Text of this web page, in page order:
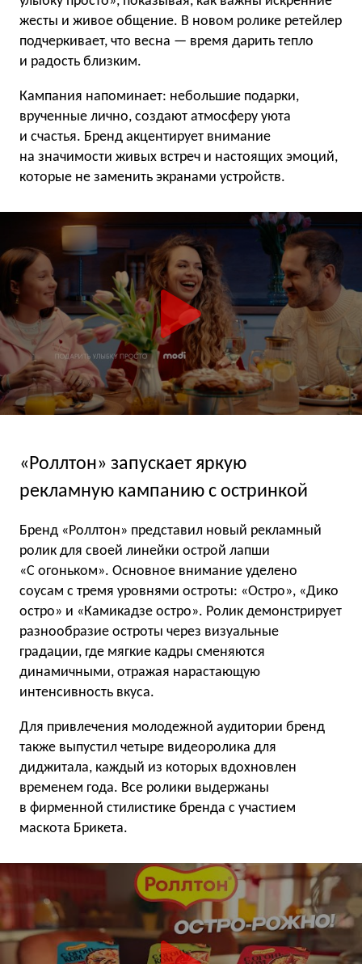
жесты и живое общение. В новом ролике ретейлер
подчеркивает, что весна — время дарить тепло
и радость близким.
Кампания напоминает: небольшие подарки,
врученные лично, создают атмосферу уюта
и счастья. Бренд акцентирует внимание
на значимости живых встреч и настоящих эмоций,
которые не заменить экранами устройств.
«Роллтон» запускает яркую
рекламную кампанию с остринкой
Бренд «Роллтон» представил новый рекламный
ролик для своей линейки острой лапши
«С огоньком». Основное внимание уделено
соусам с тремя уровнями остроты: «Остро», «Дико
остро» и «Камикадзе остро». Ролик демонстрирует
разнообразие остроты через визуальные
градации, где мягкие кадры сменяются
динамичными, отражая нарастающую
интенсивность вкуса.
Для привлечения молодежной аудитории бренд
также выпустил четыре видеоролика для
диджитала, каждый из которых вдохновлен
временем года. Все ролики выдержаны
в фирменной стилистике бренда с участием
маскота Брикета.